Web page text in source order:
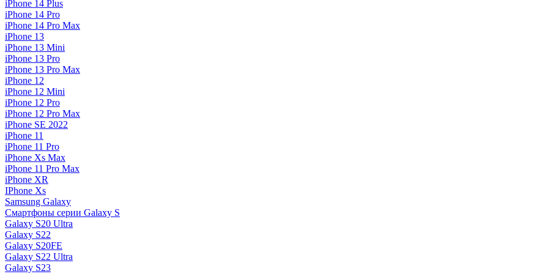
iPhone 14 Plus
iPhone 14 Pro
iPhone 14 Pro Max
iPhone 13
iPhone 13 Mini
iPhone 13 Pro
iPhone 13 Pro Max
iPhone 12
iPhone 12 Mini
iPhone 12 Pro
iPhone 12 Pro Max
iPhone SE 2022
iPhone 11
iPhone 11 Pro
iPhone Xs Max
iPhone 11 Pro Max
iPhone XR
IPhone Xs
Samsung Galaxy
Смартфоны серии Galaxy S
Galaxy S20 Ultra
Galaxy S22
Galaxy S20FE
Galaxy S22 Ultra
Galaxy S23